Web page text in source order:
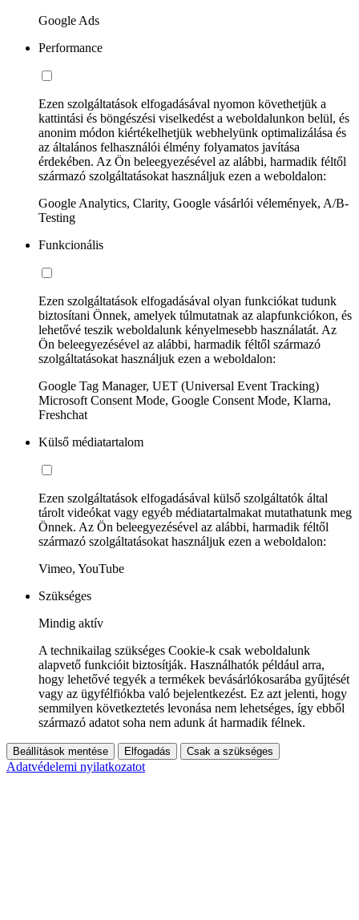
Google Ads
Performance
Ezen szolgáltatások elfogadásával nyomon követhetjük a
kattintási és böngészési viselkedést a weboldalunkon belül, és
anonim módon kiértékelhetjük webhelyünk optimalizálása és
az általános felhasználói élmény folyamatos javítása
érdekében. Az Ön beleegyezésével az alábbi, harmadik féltől
származó szolgáltatásokat használjuk ezen a weboldalon:
Google Analytics, Clarity, Google vásárlói vélemények, A/B-
Testing
Funkcionális
Ezen szolgáltatások elfogadásával olyan funkciókat tudunk
biztosítani Önnek, amelyek túlmutatnak az alapfunkciókon, és
lehetővé teszik weboldalunk kényelmesebb használatát. Az
Ön beleegyezésével az alábbi, harmadik féltől származó
szolgáltatásokat használjuk ezen a weboldalon:
Google Tag Manager, UET (Universal Event Tracking)
Microsoft Consent Mode, Google Consent Mode, Klarna,
Freshchat
Külső médiatartalom
Ezen szolgáltatások elfogadásával külső szolgáltatók által
tárolt videókat vagy egyéb médiatartalmakat mutathatunk meg
Önnek. Az Ön beleegyezésével az alábbi, harmadik féltől
származó szolgáltatásokat használjuk ezen a weboldalon:
Vimeo, YouTube
Szükséges
Mindig aktív
A technikailag szükséges Cookie-k csak weboldalunk
alapvető funkcióit biztosítják. Használhatók például arra,
hogy lehetővé tegyék a termékek bevásárlókosarába gyűjtését
vagy az ügyfélfiókba való bejelentkezést. Ez azt jelenti, hogy
semmilyen következtetés levonása nem lehetséges, így ebből
származó adatot soha nem adunk át harmadik félnek.
Beállítások mentése Elfogadás Csak a szükséges
Adatvédelemi nyilatkozatot